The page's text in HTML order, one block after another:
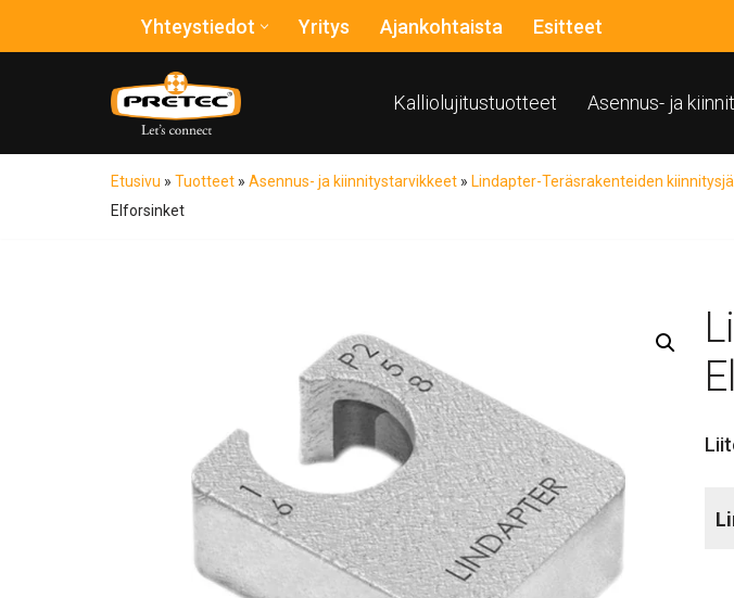
Yhteystiedot Yritys Ajankohtaista Esitteet
Kalliolujitustuotteet Asennus- ja
Etusivu » Tuotteet » Asennus- ja kiinnitystarvikkeet » Lindapter-Teräsrakenteiden
Elforsinket